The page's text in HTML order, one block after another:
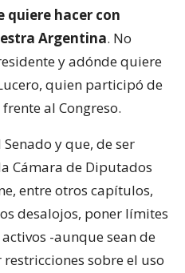
quiere hacer con
Argentina. No
y adónde quiere
quien participó de
al Congreso.
y que, de ser
Cámara de Diputados
entre otros capítulos,
desalojos, poner límites
-aunque sean de
sobre el uso